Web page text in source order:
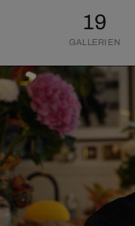
19
GALLERIEN